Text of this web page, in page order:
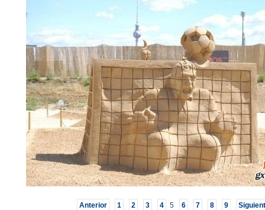
Anterior 1 2 3 4 5 6 7 8 9